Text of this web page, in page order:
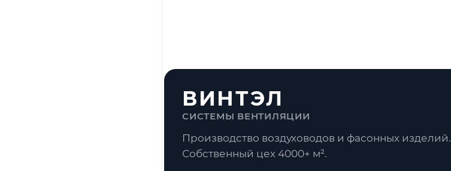
ВИНТЭЛ
СИСТЕМЫ ВЕНТИЛЯЦИИ
Производство воздуховодов и фасонных изделий.
Собственный цех 4000+ м².